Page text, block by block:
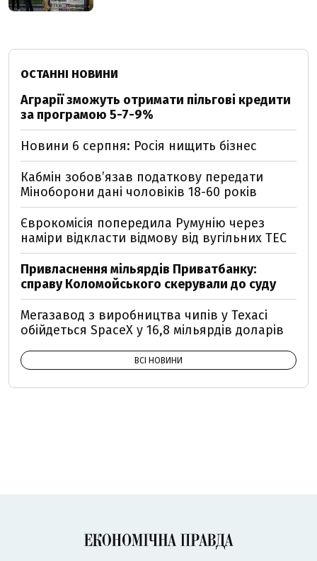
ОСТАННІ НОВИНИ
Аграрії зможуть отримати пільгові кредити
за програмою 5-7-9%
Новини 6 серпня: Росія нищить бізнес
Кабмін зобовʼязав податкову передати
Міноборони дані чоловіків 18-60 років
Єврокомісія попередила Румунію через
наміри відкласти відмову від вугільних ТЕС
Привласнення мільярдів Приватбанку:
справу Коломойського скерували до суду
Мегазавод з виробництва чипів у Техасі
обійдеться SpaceX у 16,8 мільярдів доларів
ВСІ НОВИНИ